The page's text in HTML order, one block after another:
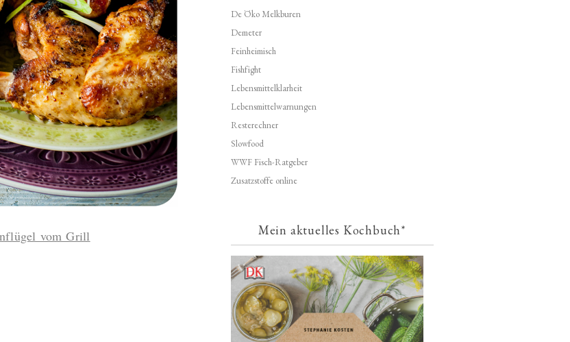
vom Grill
De Öko Melkburen
Demeter
Feinheimisch
Fishfight
Lebensmittelklarheit
Lebensmittelwarnungen
Resterechner
Slowfood
WWF Fisch-Ratgeber
Zusatzstoffe online
Mein aktuelles Kochbuch*